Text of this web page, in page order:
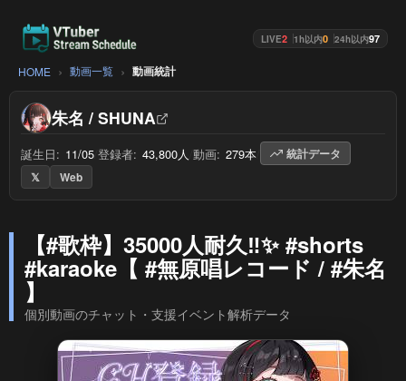
LIVE2 1h以内0 24h以内97
HOME 動画一覧 動画統計
朱名 / SHUNA
誕生日: 11/05 登録者: 43,800人 動画: 279本
統計データ
𝕏
Web
【#歌枠】35000人耐久‼️✨ #shorts
#karaoke【 #無原唱レコード / #朱名
】
個別動画のチャット・支援イベント解析データ